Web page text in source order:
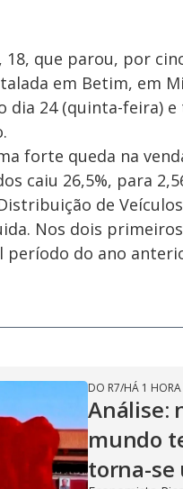
que parou, por
em Betim, em
dia 24 (quinta-feira)
forte queda na
caiu 26,5%, para
de
Nos dois
período do ano
DO R7/HÁ 1 HORA
Análise:
mundo
torna-se